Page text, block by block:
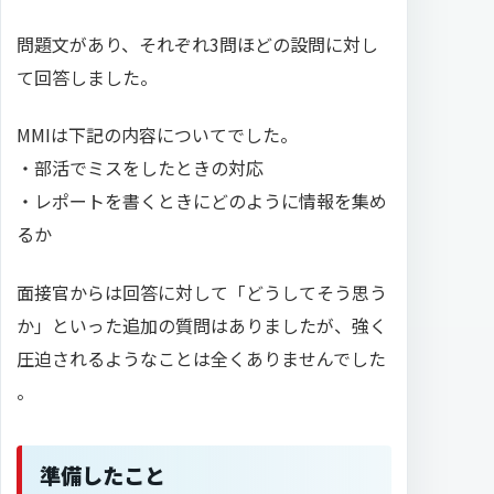
問題文があり、それぞれ3問ほどの設問に対し
て回答しました。
MMIは下記の内容についてでした。
・部活でミスをしたときの対応
・レポートを書くときにどのように情報を集め
るか
面接官からは回答に対して「どうしてそう思う
か」といった追加の質問はありましたが、強く
圧迫されるようなことは全くありませんでした
。
準備したこと